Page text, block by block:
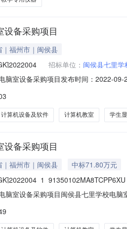
设备采购项目
｜福州市｜闽侯县
招标单位： 闽侯县七里学
脑室设备采购项目发布时间：2022-
目（合同包
计算机设备及软件 计算机教室 学生
设备采购项目
｜福州市｜闽侯县
中标71.80万元
脑室设备采购项目闽侯县七里学校电